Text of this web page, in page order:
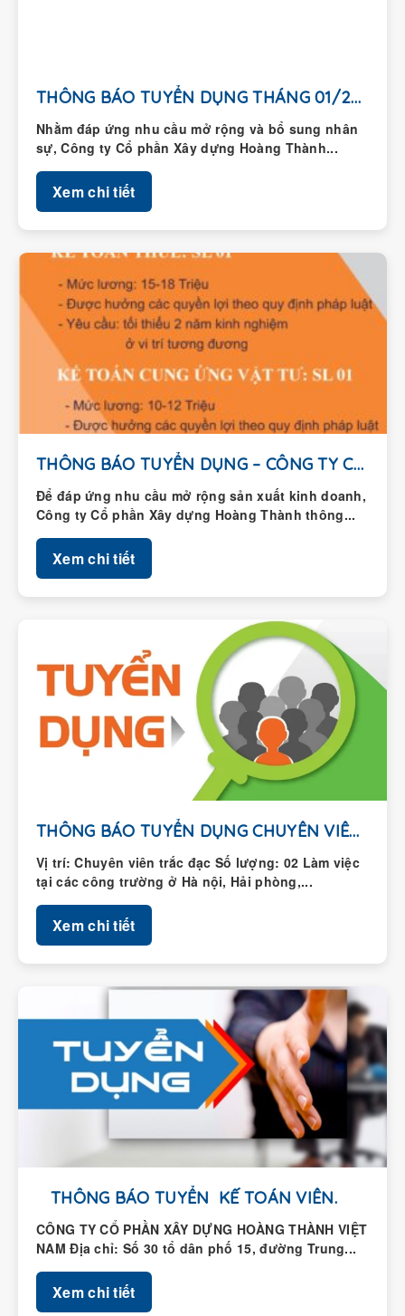
Nhằm đáp ứng nhu cầu mở rộng và bổ sung nhân
sự, Công ty Cổ phần Xây dựng Hoàng Thành...
Xem chi tiết
THÔNG BÁO TUYỂN DỤNG – CÔNG TY CỔ...
Để đáp ứng nhu cầu mở rộng sản xuất kinh doanh,
Công ty Cổ phần Xây dựng Hoàng Thành thông...
Xem chi tiết
THÔNG BÁO TUYỂN DỤNG CHUYÊN VIÊN TRẮC ĐẠC
Vị trí: Chuyên viên trắc đạc Số lượng: 02 Làm việc
tại các công trường ở Hà nội, Hải phòng,...
Xem chi tiết
THÔNG BÁO TUYỂN KẾ TOÁN VIÊN.
CÔNG TY CỔ PHẦN XÂY DỰNG HOÀNG THÀNH VIỆT
NAM Địa chỉ: Số 30 tổ dân phố 15, đường Trung...
Xem chi tiết